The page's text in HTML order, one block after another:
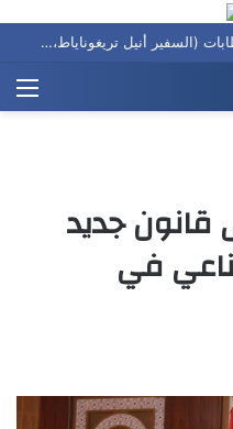
الهند وأفريقيا : علاقات تتجاوز الخطابات (السفير أنيل تريغوناياط، سفير الهند السابق لدى الأردن وليبيا ومالطا)
قانون جديد
في